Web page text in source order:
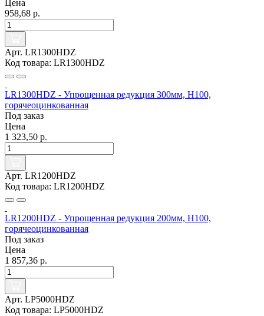
Цена
958,68 р.
Арт. LR1300HDZ
Код товара: LR1300HDZ
LR1300HDZ - Упрощенная редукция 300мм, Н100,
горячеоцинкованная
Под заказ
Цена
1 323,50 р.
Арт. LR1200HDZ
Код товара: LR1200HDZ
LR1200HDZ - Упрощенная редукция 200мм, Н100,
горячеоцинкованная
Под заказ
Цена
1 857,36 р.
Арт. LP5000HDZ
Код товара: LP5000HDZ